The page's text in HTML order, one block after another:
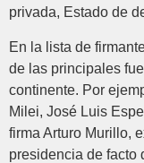
privada, Estado de
En la lista de
de las principales
continente. Por
Milei, José Luis
firma Arturo Murillo,
presidencia de facto